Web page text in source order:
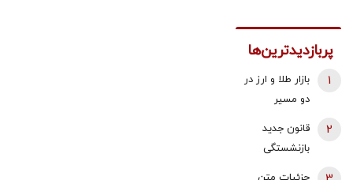
پربازدیدترین‌ها
بازار طلا و ارز در
دو مسیر
عقب نشست،
طلا و سکه با
1
قانون جدید
بازنشستگی
2